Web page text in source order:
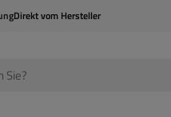
Direkt vom Hersteller